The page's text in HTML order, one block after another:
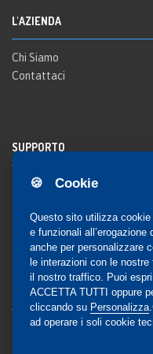
🍪 Cookie
Questo sito utilizza
e funzionali
anche per personalizzare
le interazioni con le
il nostro traffico. Puoi
ACCETTA TUTTI oppure
cliccando su Personalizza
ad operare i soli cookie
L'AZIENDA
Chi Siamo
Contattaci
SUPPORTO
Registrazione al sito
Notifica
COMMUNITY
Blog e Canali social